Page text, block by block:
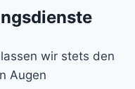
wir stets den
Augen